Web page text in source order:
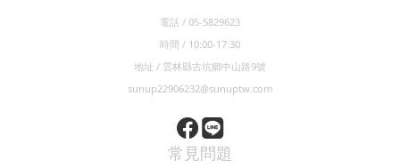
電話 / 05-5829623
時間 / 10:00-17:30
地址 / 雲林縣古坑鄉中山路9號
sunup22906232@sunuptw.com
常見問題